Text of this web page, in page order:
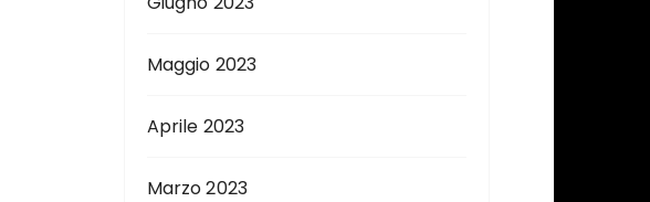
Maggio 2023
Aprile 2023
Marzo 2023